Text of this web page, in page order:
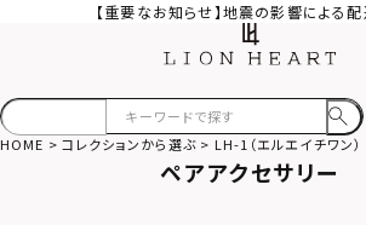
【重要なお知らせ】地震の影響による
HOME コレクションから選ぶ LH-1（エルエイチワン）
ペアアクセサリー